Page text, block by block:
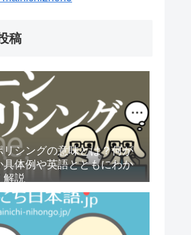
稿
リシングの意味とは？何が
具体例や英語とともにわか
解説